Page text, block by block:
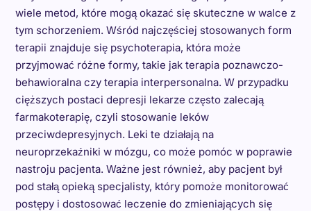
wiele metod, które mogą okazać się skuteczne w walce z
tym schorzeniem. Wśród najczęściej stosowanych form
terapii znajduje się psychoterapia, która może
przyjmować różne formy, takie jak terapia poznawczo-
behawioralna czy terapia interpersonalna. W przypadku
cięższych postaci depresji lekarze często zalecają
farmakoterapię, czyli stosowanie leków
przeciwdepresyjnych. Leki te działają na
neuroprzekaźniki w mózgu, co może pomóc w poprawie
nastroju pacjenta. Ważne jest również, aby pacjent był
pod stałą opieką specjalisty, który pomoże monitorować
postępy i dostosować leczenie do zmieniających się